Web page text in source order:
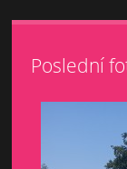
Poslední